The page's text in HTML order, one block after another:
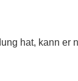
hat, kann er